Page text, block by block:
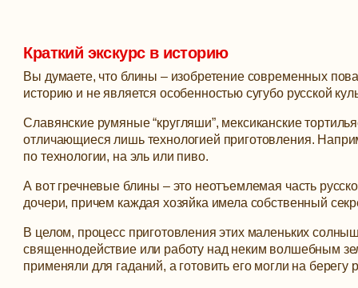
Краткий экскурс в историю
Вы думаете, что блины – изобретение современных
историю и не является особенностью сугубо русской
Славянские румяные “кругляши”, мексиканские
отличающиеся лишь технологией приготовления.
по технологии, на эль или пиво.
А вот гречневые блины – это неотъемлемая часть
дочери, причем каждая хозяйка имела собственный
В целом, процесс приготовления этих маленьких
священнодействие или работу над неким волшебным
применяли для гаданий, а готовить его могли на